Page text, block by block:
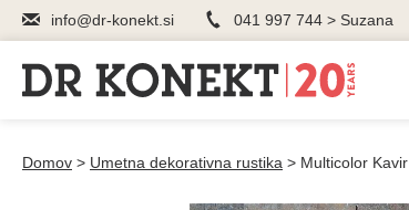
info@dr-konekt.si 041 997 744 > Suzana
Domov > Umetna dekorativna rustika > Multicolor Kavir